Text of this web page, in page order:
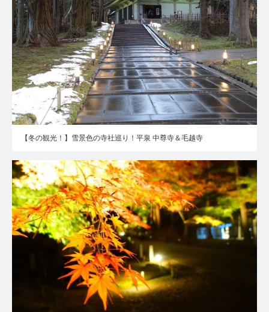
【冬の観光！】雪景色の寺社巡り！平泉 中尊寺＆毛越寺